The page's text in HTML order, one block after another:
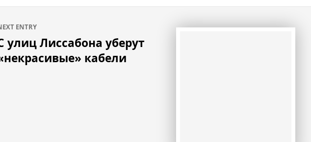
ENTRY
улиц Лиссабона уберут
кабели